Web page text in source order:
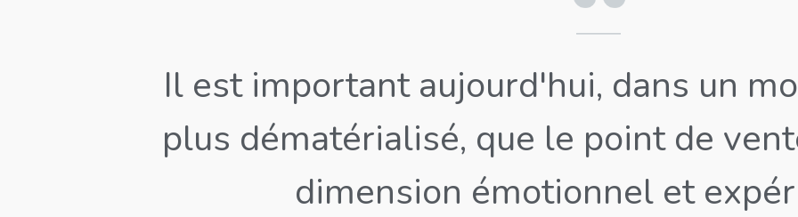
Il est important aujourd'hui, dans un
plus dématérialisé, que le point de
dimension émotionnel et